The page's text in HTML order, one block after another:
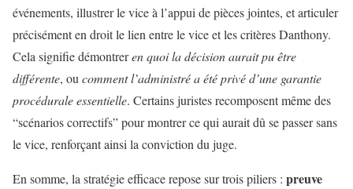
événements, illustrer le vice à l’appui de pièces jointes, et articuler
précisément en droit le lien entre le vice et les critères Danthony.
Cela signifie démontreren quoi la décision aurait pu être
différente, oucomment l’administré a été privé d’une garantie
procédurale essentielle. Certains juristes recomposent même des
“scénarios correctifs” pour montrer ce qui aurait dû se passer sans
le vice, renforçant ainsi la conviction du juge.
En somme, la stratégie efficace repose sur trois piliers : preuve